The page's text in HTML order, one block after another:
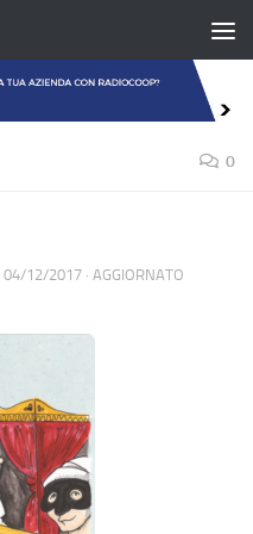
0
04/12/2017 · AGGIORNATO